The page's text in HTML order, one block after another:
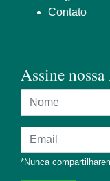
Contato
Assine
Nome
Endereço de e-mail
*Nunca